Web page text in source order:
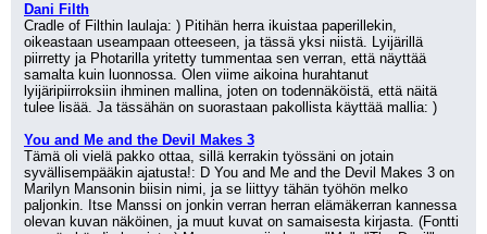
Dani Filth
Cradle of Filthin laulaja: ) Pitihän herra ikuistaa paperillekin,
oikeastaan useampaan otteeseen, ja tässä yksi niistä. Lyijärillä
piirretty ja Photarilla yritetty tummentaa sen verran, että näyttää
samalta kuin luonnossa. Olen viime aikoina hurahtanut
lyijäripiirroksiin ihminen mallina, joten on todennäköistä, että näitä
tulee lisää. Ja tässähän on suorastaan pakollista käyttää mallia: )
You and Me and the Devil Makes 3
Tämä oli vielä pakko ottaa, sillä kerrakin työssäni on jotain
syvällisempääkin ajatusta!: D You and Me and the Devil Makes 3 on
Marilyn Mansonin biisin nimi, ja se liittyy tähän työhön melko
paljonkin. Itse Manssi on jonkin verran herran elämäkerran kannessa
olevan kuvan näköinen, ja muut kuvat on samaisesta kirjasta. (Fontti